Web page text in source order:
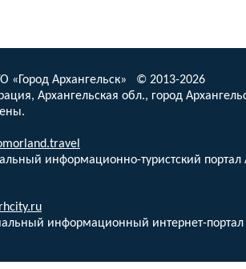
«Город Архангельск» © 2013-2026
Архангельская обл., город
информационно-туристский портал
информационный интернет-портал